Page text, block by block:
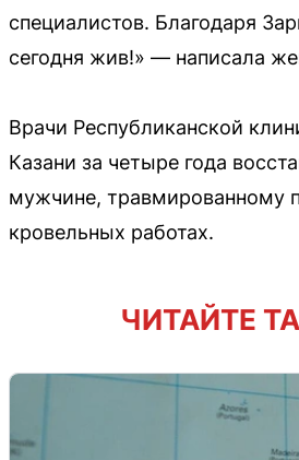
специалистов. Благодаря
сегодня жив!» — написала
Врачи Республиканской
Казани за четыре года
мужчине, травмированному
кровельных работах.
ЧИТАЙТЕ